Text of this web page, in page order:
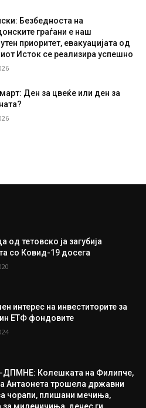
Безбедноста на
граѓани е наш
приоритет, евакуацијата од
Исток се реализира успешно
Ден за цвеќе или ден за
од тетовско ја загубија
со Ковид-19 досега
интерес на инвеститорите за
ЕТФ фондовите
Колешката на Филипче,
Антаонета трошела државни
чорапи, плишани мечиња,